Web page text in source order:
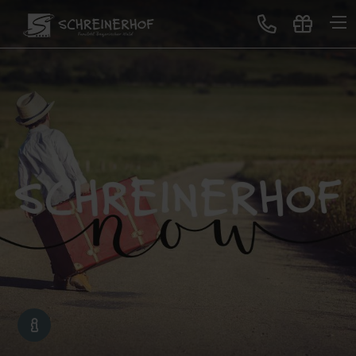
Treten Sie ein
Gastgeber & Geschichte
Lageplan & Virtuelle Tour
Neues im Schreinerhof
Genuss
All-Inclusive Premium Buffet-Restaurant Erlebnisbar
Sonntagslunch
Service für Sie
Schreinerhof Family